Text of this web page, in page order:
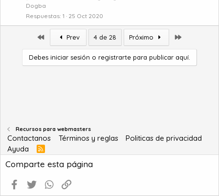
Dogba
Respuestas 1 25 Oct 2020
PrimeroPrev 4 de 28 Próximo
Debes iniciar sesión o registrarte para publicar aquí.
Recursos para webmasters
Contactanos Términos y reglas
Politicas de privacidad
Ayuda
R
S
S
Comparte esta página
Facebook
Twitter WhatsApp